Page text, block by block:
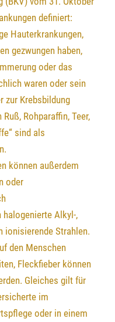
definiert:
Hauterkrankungen,
gezwungen haben,
oder das
waren oder sein
zur Krebsbildung
Rohparaffin, Teer,
sind als
können außerdem
oder
Alkyl-,
ionisierende Strahlen.
den Menschen
Fleckfieber können
Gleiches gilt für
im
oder in einem